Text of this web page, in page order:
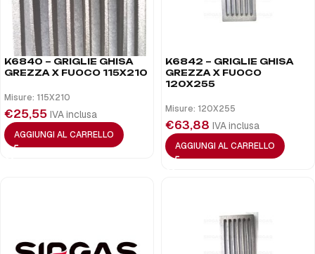
K6840 – GRIGLIE GHISA
GREZZA X FUOCO 115X210
Misure: 115X210
€25,55 IVA inclusa
AGGIUNGI AL CARRELLO
K6842 – GRIGLIE GHISA
GREZZA X FUOCO
120X255
Misure: 120X255
€63,88 IVA inclusa
AGGIUNGI AL CARRELLO